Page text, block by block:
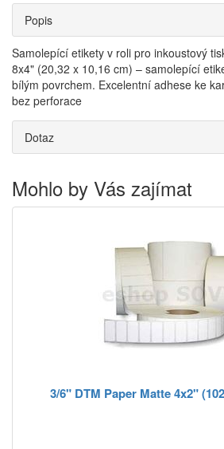
Popis
Samolepící etikety v roli pro inkoustový
8x4" (20,32 x 10,16 cm) – samolepící
bílým povrchem. Excelentní adhese ke
bez perforace
Dotaz
Mohlo by Vás zajímat
3/6" DTM Paper Matte 4x2"